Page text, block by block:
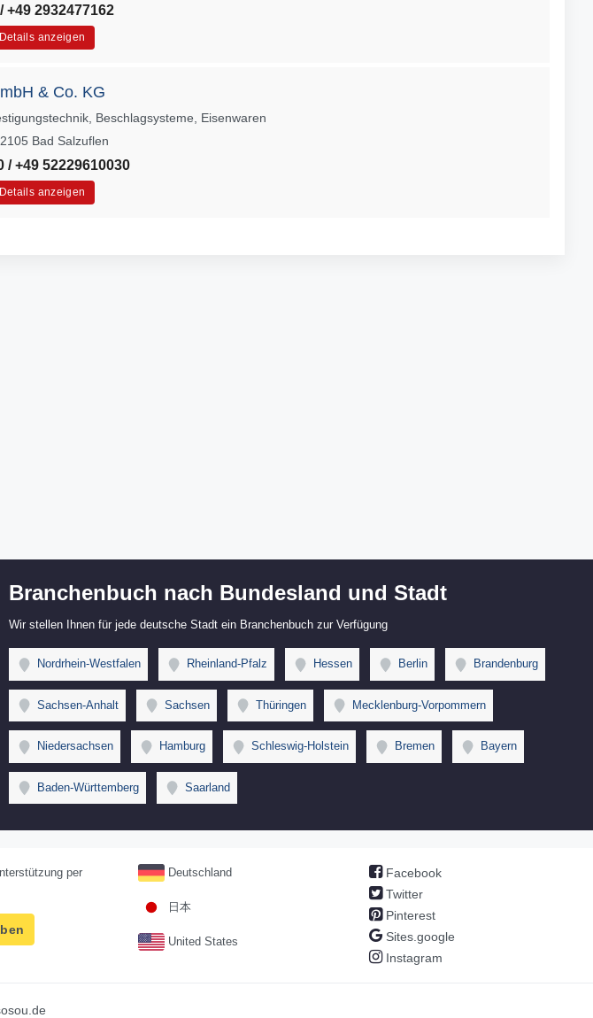
+49 2932477162
anzeigen
& Co. KG
Beschlagsysteme, Eisenwaren
Bad Salzuflen
/ +49 52229610030
anzeigen
Branchenbuch nach Bundesland und Stadt
Wir stellen Ihnen für jede deutsche Stadt ein Branchenbuch zur Verfügung
Nordrhein-Westfalen Rheinland-Pfalz Hessen Berlin Brandenburg
Sachsen-Anhalt Sachsen Thüringen Mecklenburg-Vorpommern
Niedersachsen Hamburg Schleswig-Holstein Bremen Bayern
Baden-Württemberg Saarland
per
Deutschland
日本
United States
Facebook
Twitter
Pinterest
Sites.google
Instagram